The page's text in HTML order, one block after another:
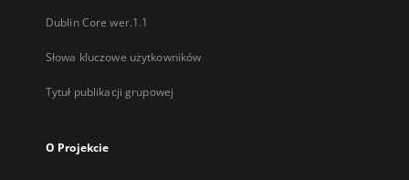
Dublin Core wer.1.1
Słowa kluczowe użytkowników
Tytuł publikacji grupowej
O Projekcie